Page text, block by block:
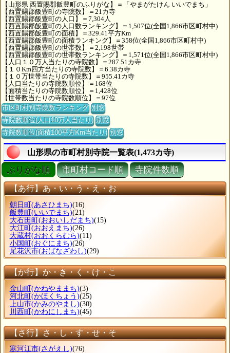
【山形県 西置賜郡飯豊町のふりがな】＝「やまがたけん いいでまち」
【西置賜郡飯豊町の寺院数】＝21カ寺
【西置賜郡飯豊町の人口】＝7,304人
【西置賜郡飯豊町の人口数ランキング】＝1,507位(全国1,866市区町村中)
【西置賜郡飯豊町の面積】＝329.41平方Km
【西置賜郡飯豊町の面積ランキング】＝358位(全国1,866市区町村中)
【西置賜郡飯豊町の世帯数】＝2,198世帯
【西置賜郡飯豊町の世帯数ランキング】＝1,571位(全国1,866市区町村中)
【人口１０万人当たりの寺院数】＝287.51カ寺
【１０Km四方当たりの寺院数】＝6.38カ寺
【１０万世帯当たりの寺院数】＝955.41カ寺
【人口当たりの寺院数順位】＝168位
【面積当たりの寺院数順位】＝1,428位
【世帯数当たりの寺院数順位】＝97位
市区町村別寺院数ランキング 別窓
寺院数順位(人口10万人当たり) 別窓
寺院数順位(面積100平方Km当たり) 別窓
山形県の市町村別寺院一覧表(1,473カ寺)
ぶりがな順 市町村コード順 寺院件数順
【あ行】あ・い・う・え・お
朝日町 (あさひまち)(16)
飯豊町 (いいでまち)(21)
大石田町 (おおいしだまち)(15)
大江町 (おおえまち)(26)
大蔵村(おおくらむら)(11)
小国町 (おぐにまち)(26)
尾花沢市(おばなざわし)(29)
【か行】か・き・く・け・こ
金山町(かねやままち)(3)
河北町(かほくちょう)(25)
上山市(かみのやまし)(30)
川西町(かわにしまち)(45)
【さ行】さ・し・す・せ・そ
寒河江市(さがえし)(76)